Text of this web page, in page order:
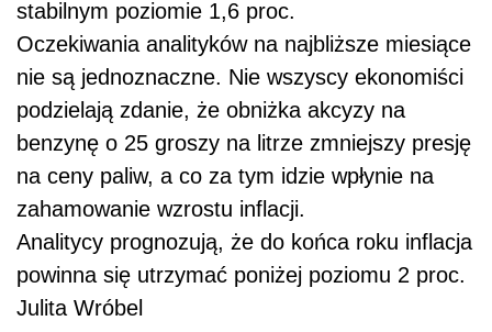
stabilnym poziomie 1,6 proc.
Oczekiwania analityków na najbliższe miesiące
nie są jednoznaczne. Nie wszyscy ekonomiści
podzielają zdanie, że obniżka akcyzy na
benzynę o 25 groszy na litrze zmniejszy presję
na ceny paliw, a co za tym idzie wpłynie na
zahamowanie wzrostu inflacji.
Analitycy prognozują, że do końca roku inflacja
powinna się utrzymać poniżej poziomu 2 proc.
Julita Wróbel